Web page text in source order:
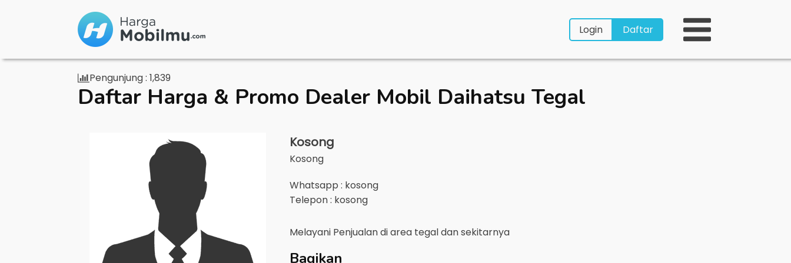
Login Daftar
Pengunjung : 1,839
Daftar Harga & Promo Dealer Mobil Daihatsu Tegal
Kosong
Kosong
Whatsapp : kosong
Telepon : kosong
Melayani Penjualan di area tegaldan sekitarnya
Bagikan